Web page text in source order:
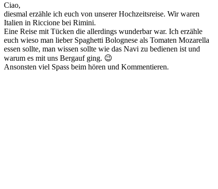
Ciao,
diesmal erzähle ich euch von unserer Hochzeitsreise. Wir waren
Italien in Riccione bei Rimini.
Eine Reise mit Tücken die allerdings wunderbar war. Ich erzähle
euch wieso man lieber Spaghetti Bolognese als Tomaten Mozarella
essen sollte, man wissen sollte wie das Navi zu bedienen ist und
warum es mit uns Bergauf ging. 😉
Ansonsten viel Spass beim hören und Kommentieren.